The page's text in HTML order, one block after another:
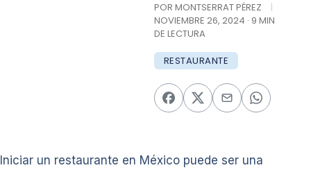
POR MONTSERRAT PÉREZ
|
NOVIEMBRE 26, 2024 · 9 MIN
DE LECTURA
RESTAURANTE
Iniciar un restaurante en México puede ser una